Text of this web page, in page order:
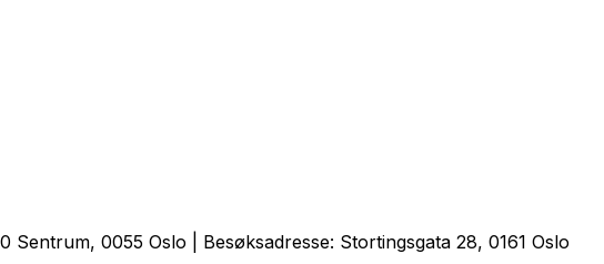
Sentrum, 0055 Oslo | Besøksadresse: Stortingsgata 28, 0161 Oslo